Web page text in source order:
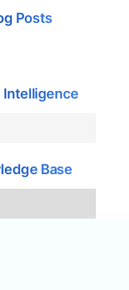
Posts
Intelligence
Base